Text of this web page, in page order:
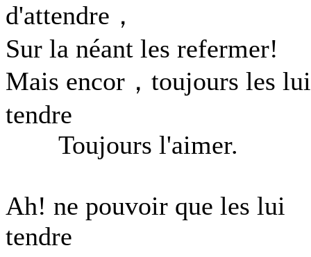
d'attendre，
Sur la néant les refermer!
Mais encor，toujours les lui
tendre
Toujours l'aimer.
Ah! ne pouvoir que les lui
tendre